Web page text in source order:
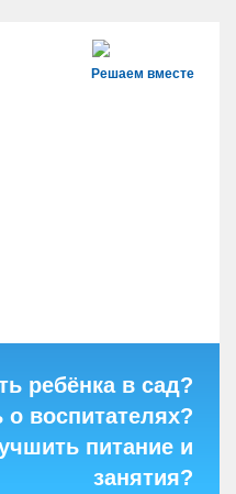
Решаем вместе
ребёнка в сад?
о воспитателях?
питание и
занятия?